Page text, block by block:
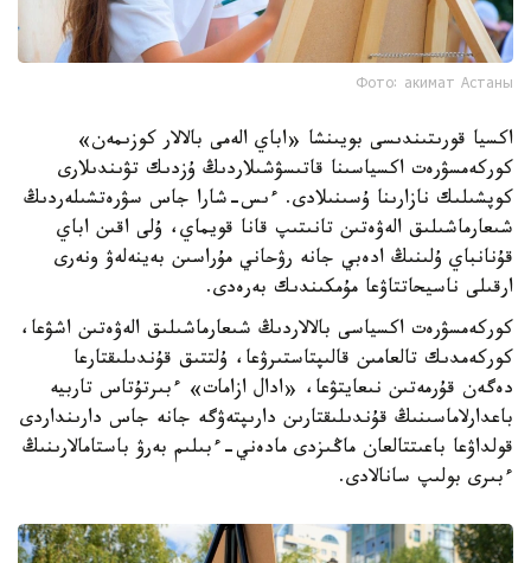
Фото: акимат Астаны
اكسيا قورىتىندىسى بويىنشا «اباي الەمى بالالار كوزىمەن»
كوركەمسۋرەت اكسياسىنا قاتىسۋشىلاردىڭ ۇزدىك تۋىندىلارى
كوپشىلىك نازارىنا ۇسىنىلادى. ءىس-شارا جاس سۋرەتشىلەردىڭ
شىعارماشىلىق الەۋەتىن تانىتىپ قانا قويماي، ۇلى اقىن اباي
قۇنانباي ۇلىنىڭ ادەبي جانە رۋحاني مۇراسىن بەينەلەۋ ونەرى
ارقىلى ناسيحاتتاۋعا مۇمكىندىك بەرەدى.
كوركەمسۋرەت اكسياسى بالالاردىڭ شىعارماشىلىق الەۋەتىن اشۋعا،
كوركەمدىك تالعامىن قالىپتاستىرۋعا، ۇلتتىق قۇندىلىقتارعا
دەگەن قۇرمەتىن نىعايتۋعا، «ادال ازامات» ءبىرتۇتاس تاربيە
باعدارلاماسىنىڭ قۇندىلىقتارىن دارىپتەۋگە جانە جاس دارىنداردى
قولداۋعا باعىتتالعان ماڭىزدى مادەني-ءبىلىم بەرۋ باستامالارىنىڭ
ءبىرى بولىپ سانالادى.